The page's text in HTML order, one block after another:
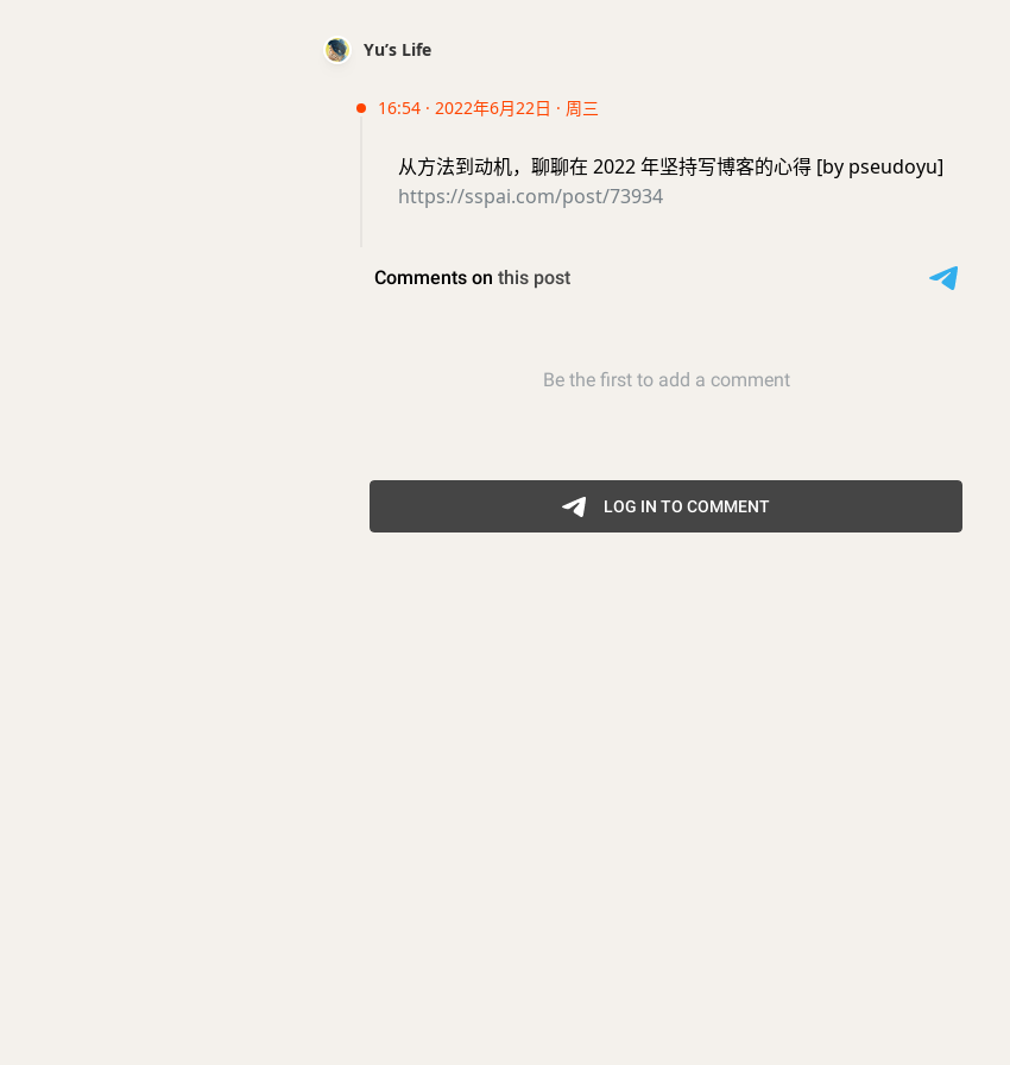
Yu’s Life
16:54 · 2022年6月22日 · 周三
从方法到动机，聊聊在 2022 年坚持写博客的心得 [by pseudoyu]
https://sspai.com/post/73934